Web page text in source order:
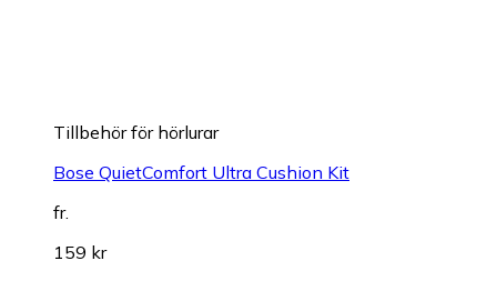
Tillbehör för hörlurar
Bose QuietComfort Ultra Cushion Kit
fr.
159 kr